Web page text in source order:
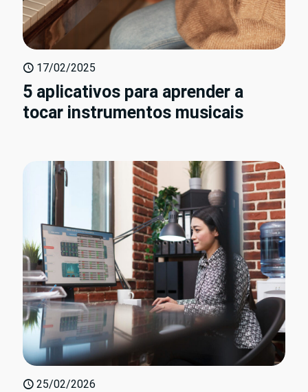
17/02/2025
5 aplicativos para aprender a
tocar instrumentos musicais
25/02/2026